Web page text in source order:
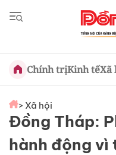
Chính trịKinh tếXã
> Xã hội
Đồng Tháp:
hành động vì